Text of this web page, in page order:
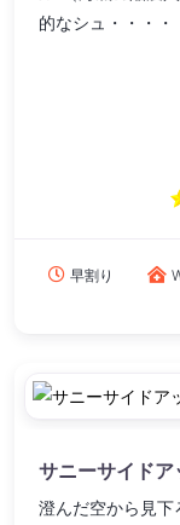
的なシュ・・・・
早割り
サニーサイドア
澄んだ空から見下